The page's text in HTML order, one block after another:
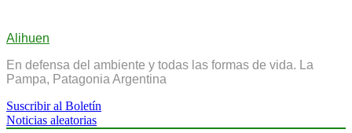
Alihuen
En defensa del ambiente y todas las formas de vida. La
Pampa, Patagonia Argentina
Suscribir al Boletín
Noticias aleatorias